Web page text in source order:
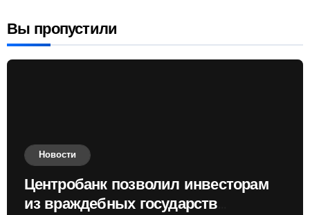
Вы пропустили
Новости
Центробанк позволил инвесторам
из враждебных государств